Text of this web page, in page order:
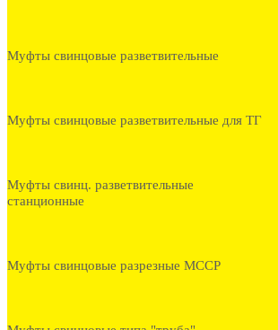
Муфты свинцовые разветвительные
Муфты свинцовые разветвительные для ТГ
Муфты свинц. разветвительные
станционные
Муфты свинцовые разрезные МССР